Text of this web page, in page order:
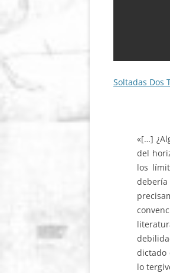
Soltadas Dos
«[…]
del
los
dictado
lo